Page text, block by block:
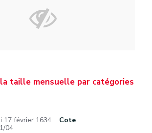
taille mensuelle par catégories
17 février 1634
Cote
04